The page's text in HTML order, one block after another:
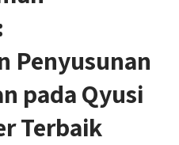
Penyusunan
pada Qyusi
Terbaik